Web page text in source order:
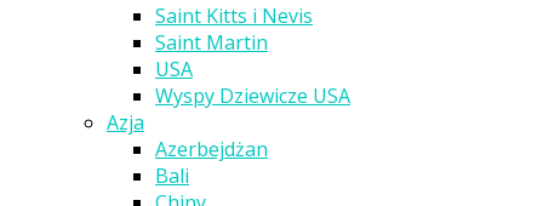
Saint Kitts i Nevis
Saint Martin
USA
Wyspy Dziewicze USA
Azja
Azerbejdżan
Bali